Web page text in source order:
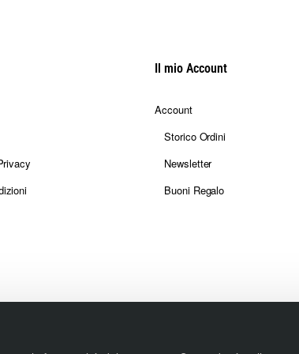
Il mio Account
Account
Storico Ordini
Newsletter
Buoni Regalo